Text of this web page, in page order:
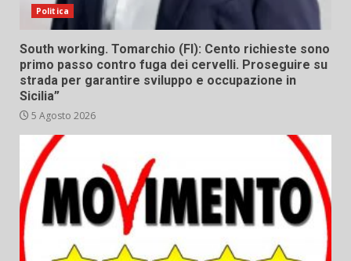
Politica
South working. Tomarchio (FI): Cento richieste sono
primo passo contro fuga dei cervelli. Proseguire su
strada per garantire sviluppo e occupazione in
Sicilia”
5 Agosto 2026